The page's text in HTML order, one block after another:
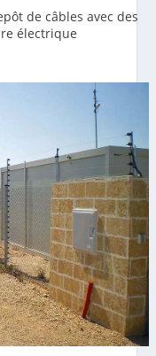
de câbles avec des
électrique